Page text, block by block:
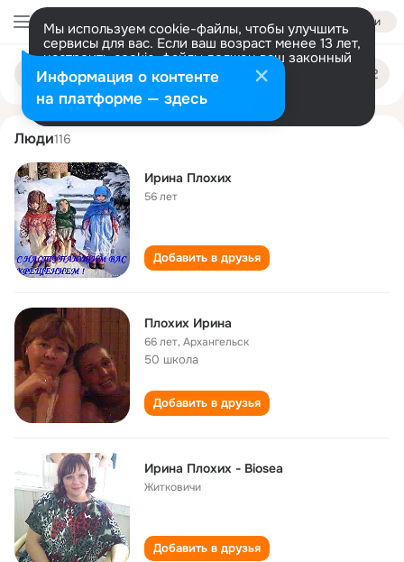
Войти
Мы используем cookie-файлы, чтобы улучшить
сервисы для вас. Если ваш возраст менее 13 лет,
настроить cookie-файлы должен ваш законный
представитель. Больше информации
Разрешить все Настроить
Поиск
людям
irina plokhikh
Люди116
Ирина Плохих
56 лет
Добавить в друзья
Плохих Ирина
66 лет,Архангельск
50 школа
Добавить в друзья
Ирина Плохих - Biosea
Житковичи
Добавить в друзья
Информация о контенте
на платформе — здесь